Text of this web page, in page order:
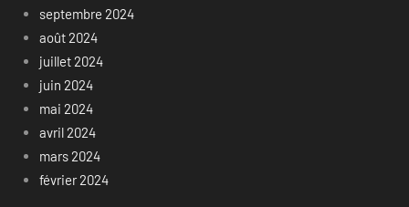
septembre 2024
août 2024
juillet 2024
juin 2024
mai 2024
avril 2024
mars 2024
février 2024